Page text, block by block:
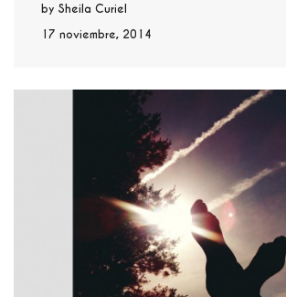
17 noviembre, 2014
by Sheila Curiel